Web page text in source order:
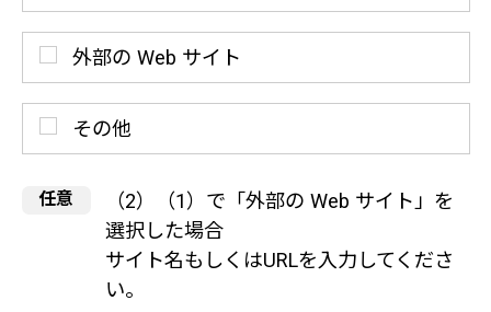
外部の Web サイト
その他
（2）（1）で「外部の Web サイト」を
選択した場合
サイト名もしくはURLを入力してくださ
い。